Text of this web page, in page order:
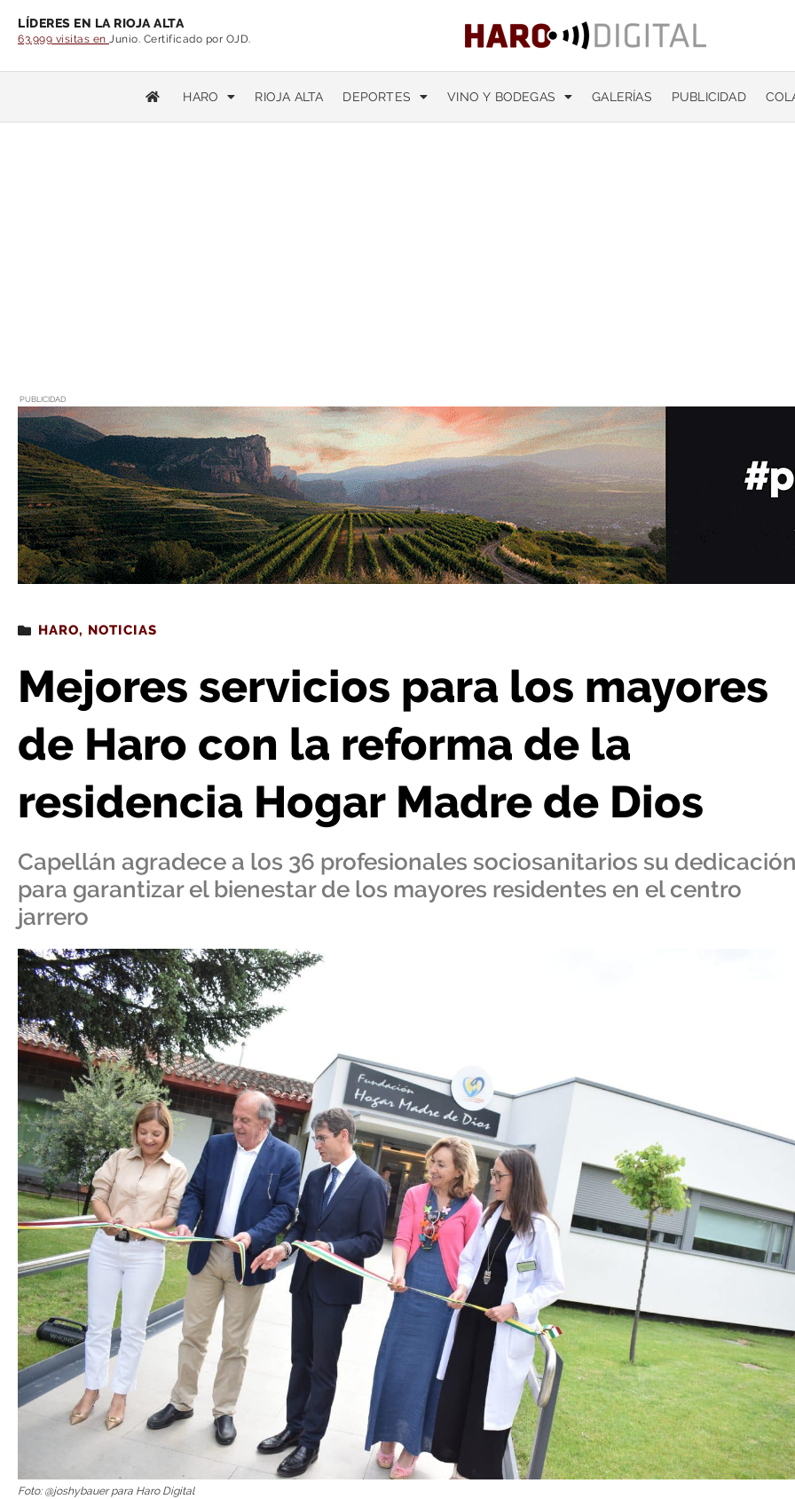
LÍDERES EN LA RIOJA ALTA
63.999 visitas en Junio. Certificado por OJD.
HARO RIOJA ALTA DEPORTES VINO Y BODEGAS GALERÍAS PUBLICIDAD
PUBLICIDAD
Estás leyendo: Mejores servicios para los mayores de Haro con la reforma de la residencia Hogar Madre de Dios
HARO, NOTICIAS
Mejores servicios para los mayores
de Haro con la reforma de la
residencia Hogar Madre de Dios
Capellán agradece a los 36 profesionales sociosanitarios su
para garantizar el bienestar de los mayores residentes en el centro
jarrero
Foto: @joshybauer para Haro Digital